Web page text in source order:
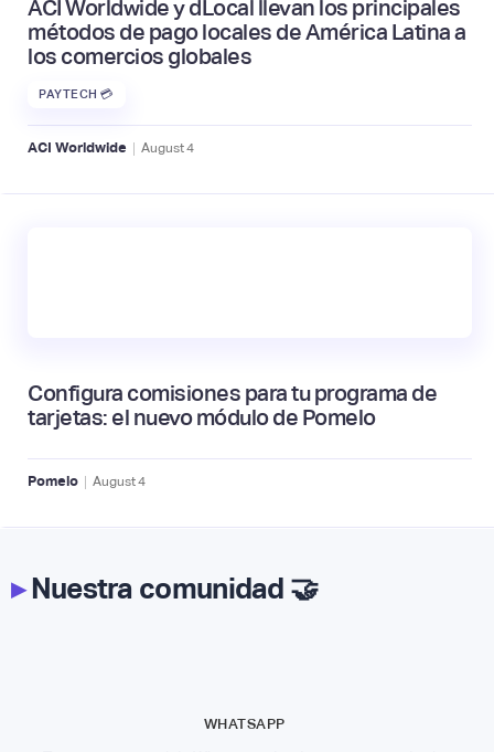
ACI Worldwide y dLocal llevan los principales
métodos de pago locales de América Latina a
los comercios globales
PAYTECH 💳
ACI Worldwide | August4
Configura comisiones para tu programa de
tarjetas: el nuevo módulo de Pomelo
Pomelo | August4
▸Nuestra comunidad 🤝
WHATSAPP